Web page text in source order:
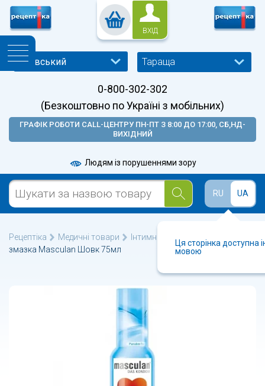
ВХІД
Тараща
0-800-302-302
(Безкоштовно по Україні з мобільних)
ГРАФІК РОБОТИ CALL-ЦЕНТРУ ПН-ПТ З 8:00 ДО 17:00, СБ,НД-
ВИХІДНИЙ
Людям із порушеннями зору
RU UA
Ця сторінка доступна
мовою
Рецептіка Медичні товари Інтимні мастила і гелі
змазка Masculan Шовк 75мл